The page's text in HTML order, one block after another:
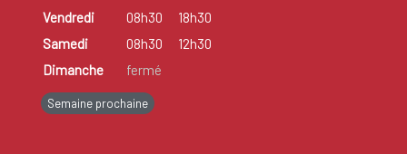
Vendredi
08h30
18h30
Samedi
08h30
12h30
Dimanche
fermé
Semaine prochaine